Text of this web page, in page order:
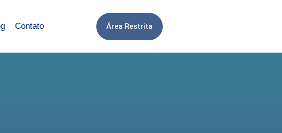
Contato Área Restrita